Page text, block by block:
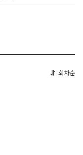
회차순